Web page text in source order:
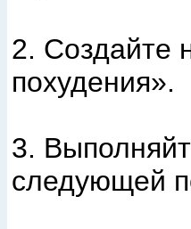
2. Создайте
похудения».
3.
следующей